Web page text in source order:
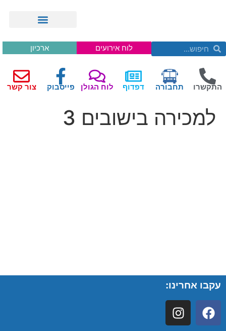
לוח אירועים ארכיון
התקשרו תחבורה דפדוף לוח הגולן פייסבוק צור קשר
למכירה בישובים 3
עקבו אחרינו: